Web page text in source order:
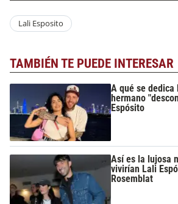
Lali Esposito
TAMBIÉN TE PUEDE INTERESAR
A qué se dedica
hermano
Espósito
Así es la lujosa
vivirían Lali
Rosemblat